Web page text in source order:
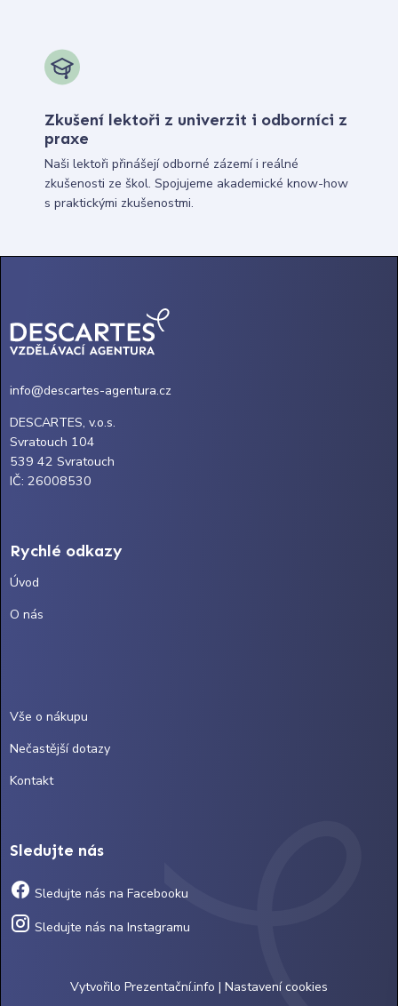
Zkušení lektoři z univerzit i odborníci z
praxe
Naši lektoři přinášejí odborné zázemí i reálné
zkušenosti ze škol. Spojujeme akademické know-how
s praktickými zkušenostmi.
info@descartes-agentura.cz
DESCARTES, v.o.s.
Svratouch 104
539 42 Svratouch
IČ: 26008530
Rychlé odkazy
Úvod
O nás
Vše o nákupu
Nečastější dotazy
Kontakt
Sledujte nás
Sledujte nás na Facebooku
Sledujte nás na Instagramu
Vytvořilo Prezentační.info | Nastavení cookies